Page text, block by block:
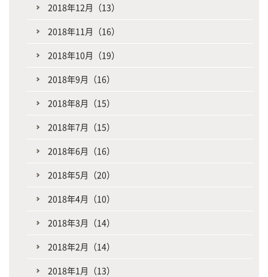
2018年12月（13）
2018年11月（16）
2018年10月（19）
2018年9月（16）
2018年8月（15）
2018年7月（15）
2018年6月（16）
2018年5月（20）
2018年4月（10）
2018年3月（14）
2018年2月（14）
2018年1月（13）